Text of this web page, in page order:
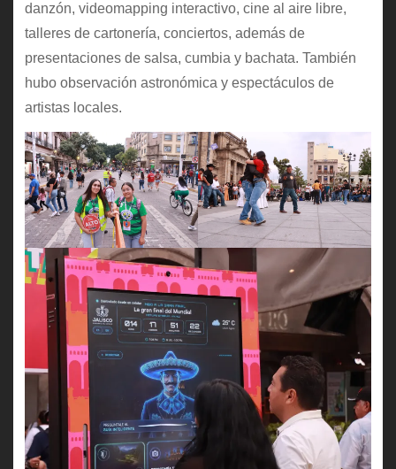
danzón, videomapping interactivo, cine al aire libre,
talleres de cartonería, conciertos, además de
presentaciones de salsa, cumbia y bachata. También
hubo observación astronómica y espectáculos de
artistas locales.